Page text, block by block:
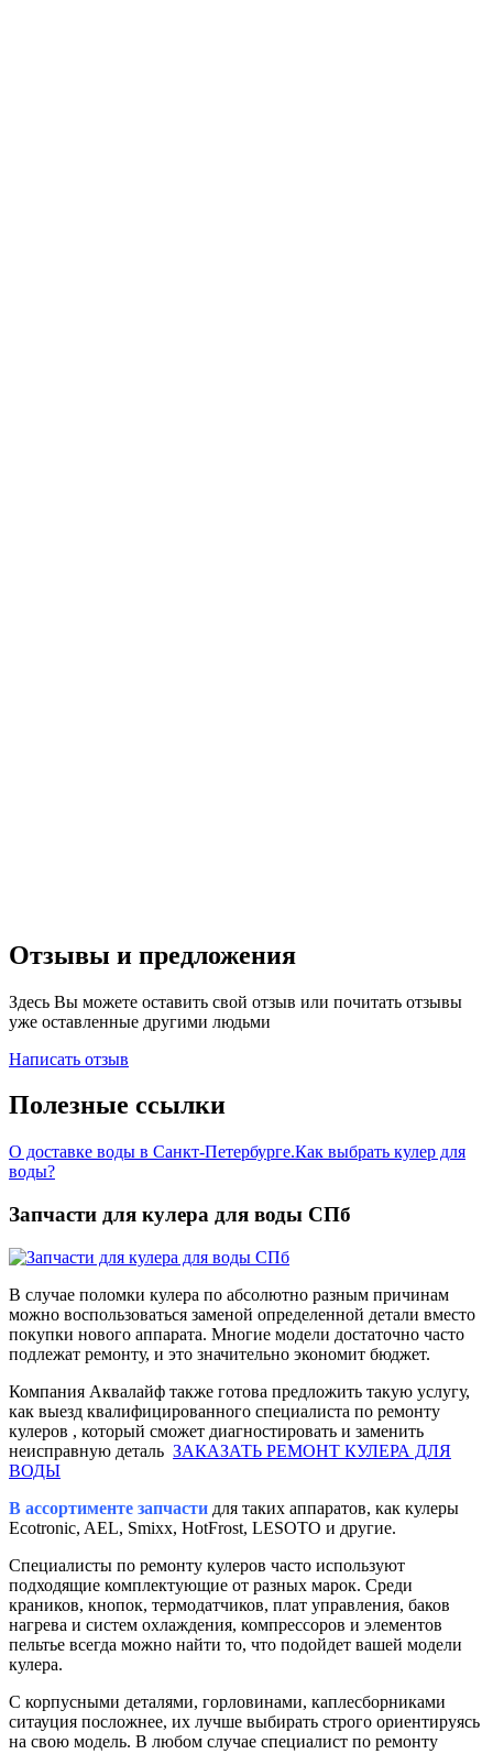
Отзывы и предложения
Здесь Вы можете оставить свой отзыв или почитать отзывы
уже оставленные другими людьми
Написать отзыв
Полезные ссылки
О доставке воды в Санкт-Петербурге.Как выбрать кулер для
воды?
Запчасти для кулера для воды СПб
В случае поломки кулера по абсолютно разным причинам
можно воспользоваться заменой определенной детали вместо
покупки нового аппарата. Многие модели достаточно часто
подлежат ремонту, и это значительно экономит бюджет.
Компания Аквалайф также готова предложить такую услугу,
как выезд квалифицированного специалиста по ремонту
кулеров , который сможет диагностировать и заменить
неисправную деталь ЗАКАЗАТЬ РЕМОНТ КУЛЕРА ДЛЯ
ВОДЫ
В ассортименте запчасти для таких аппаратов, как кулеры
Ecotronic, AEL, Smixx, HotFrost, LESOTO и другие.
Специалисты по ремонту кулеров часто используют
подходящие комплектующие от разных марок. Среди
краников, кнопок, термодатчиков, плат управления, баков
нагрева и систем охлаждения, компрессоров и элементов
пельтье всегда можно найти то, что подойдет вашей модели
кулера.
С корпусными деталями, горловинами, каплесборниками
ситауция посложнее, их лучше выбирать строго ориентируясь
на свою модель. В любом случае специалист по ремонту